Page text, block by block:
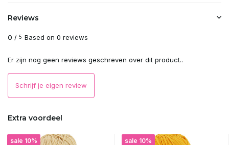
Reviews
0 / 5 Based on 0 reviews
Er zijn nog geen reviews geschreven over dit product..
Schrijf je eigen review
Extra voordeel
sale 10% sale 10%